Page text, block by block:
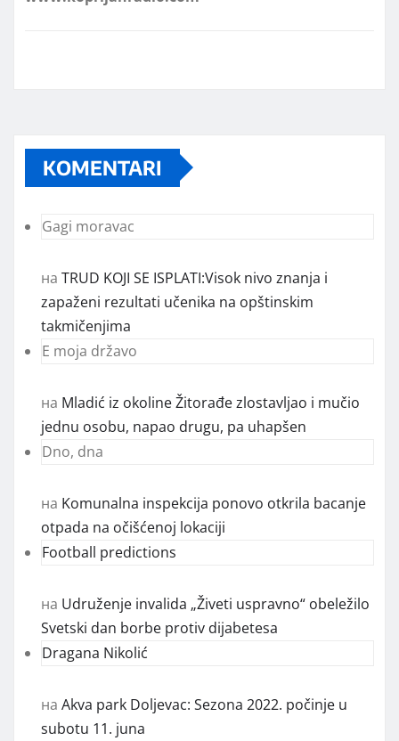
KOMENTARI
Gagi moravac
на TRUD KOJI SE ISPLATI:Visok nivo znanja i
zapaženi rezultati učenika na opštinskim
takmičenjima
E moja državo
на Mladić iz okoline Žitorađe zlostavljao i mučio
jednu osobu, napao drugu, pa uhapšen
Dno, dna
на Komunalna inspekcija ponovo otkrila bacanje
otpada na očišćenoj lokaciji
Football predictions
на Udruženje invalida „Živeti uspravno“ obeležilo
Svetski dan borbe protiv dijabetesa
Dragana Nikolić
на Akva park Doljevac: Sezona 2022. počinje u
subotu 11. juna